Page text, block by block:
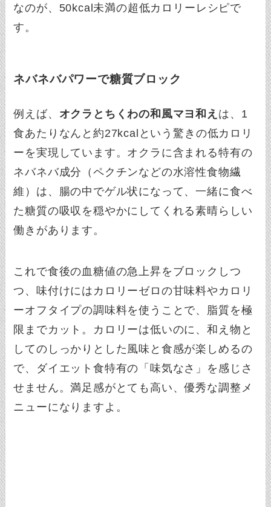
なのが、50kcal未満の超低カロリーレシピで
す。
ネバネバパワーで糖質ブロック
例えば、 オクラとちくわの和風マヨ和え は、1
食あたりなんと約27kcalという驚きの低カロリ
ーを実現しています。オクラに含まれる特有の
ネバネバ成分（ペクチンなどの水溶性食物繊
維）は、腸の中でゲル状になって、一緒に食べ
た糖質の吸収を穏やかにしてくれる素晴らしい
働きがあります。
これで食後の血糖値の急上昇をブロックしつ
つ、味付けにはカロリーゼロの甘味料やカロリ
ーオフタイプの調味料を使うことで、脂質を極
限までカット。カロリーは低いのに、和え物と
してのしっかりとした風味と食感が楽しめるの
で、ダイエット食特有の「味気なさ」を感じさ
せません。満足感がとても高い、優秀な調整メ
ニューになりますよ。